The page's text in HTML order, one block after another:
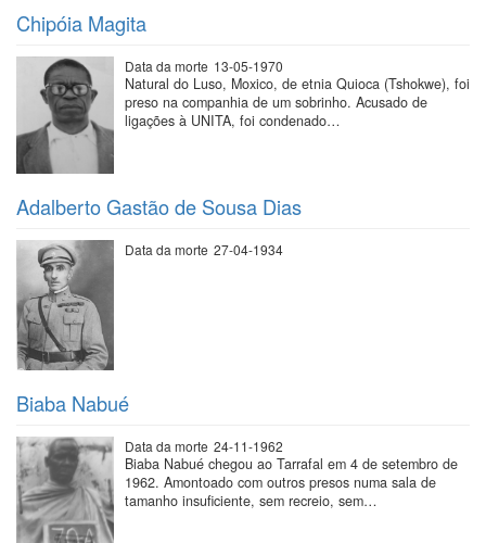
Chipóia Magita
Data da morte 13-05-1970
Natural do Luso, Moxico, de etnia Quioca (Tshokwe), foi
preso na companhia de um sobrinho. Acusado de
ligações à UNITA, foi condenado…
Adalberto Gastão de Sousa Dias
Data da morte 27-04-1934
Biaba Nabué
Data da morte 24-11-1962
Biaba Nabué chegou ao Tarrafal em 4 de setembro de
1962. Amontoado com outros presos numa sala de
tamanho insuficiente, sem recreio, sem…